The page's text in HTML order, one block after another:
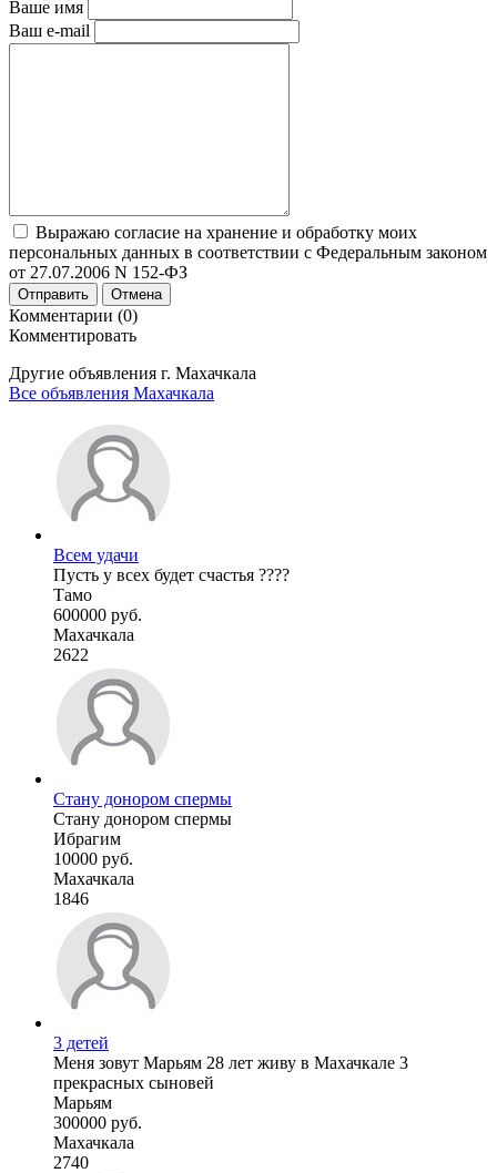
Ваше имя
Ваш e-mail
Выражаю согласие на хранение и обработку моих
персональных данных в соответствии с Федеральным законом
от 27.07.2006 N 152-ФЗ
Отправить Отмена
Комментарии (0)
Комментировать
Другие объявления г. Махачкала
Все объявления Махачкала
Всем удачи
Пусть у всех будет счастья ????
Тамо
600000 руб.
Махачкала
2622
Стану донором спермы
Стану донором спермы
Ибрагим
10000 руб.
Махачкала
1846
3 детей
Меня зовут Марьям 28 лет живу в Махачкале 3
прекрасных сыновей
Марьям
300000 руб.
Махачкала
2740